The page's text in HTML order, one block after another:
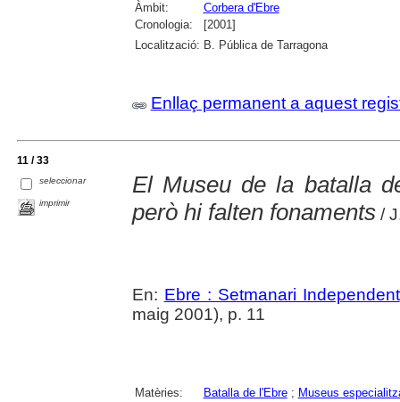
Àmbit:
Corbera d'Ebre
Cronologia:
[2001]
Localització: B. Pública de Tarragona
Enllaç permanent a aquest
11 / 33
seleccionar
imprimir
El Museu de la batalla
però hi falten fonaments/
En: Ebre : Setmanari Independent
maig 2001), p. 11
Matèries: Batalla de l'Ebre; Museus